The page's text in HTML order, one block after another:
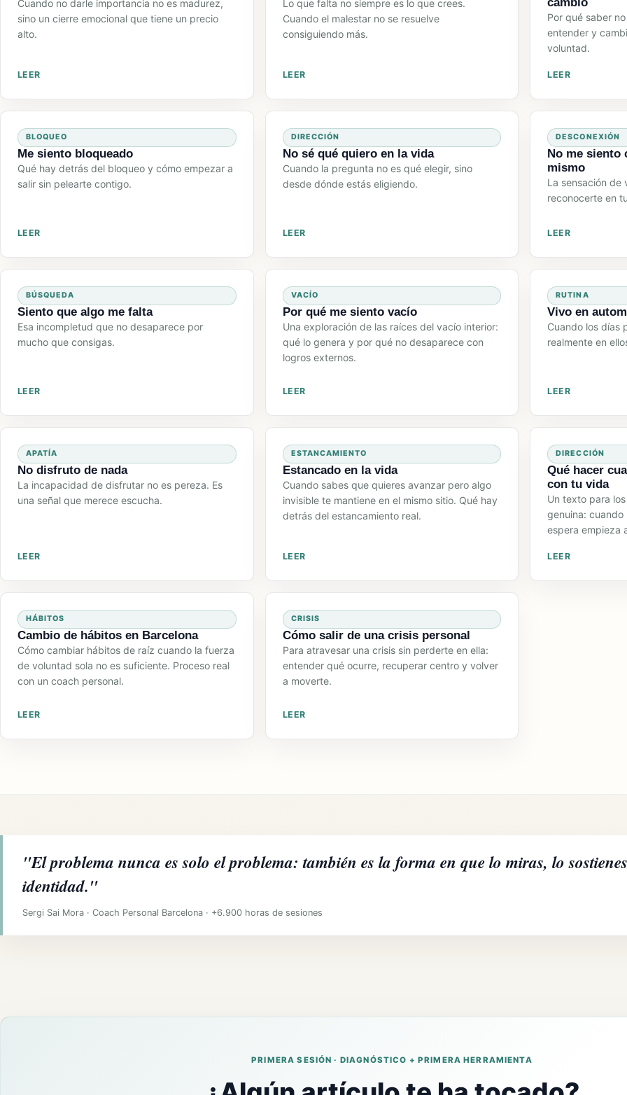
Cuando no darle importancia no es madurez,
sino un cierre emocional que tiene un precio
alto.
LEER
Lo que falta no siempre es lo que crees.
Cuando el malestar no se resuelve
consiguiendo más.
LEER
Por qué saber
entender y
voluntad.
LEER
BLOQUEO
Me siento bloqueado
Qué hay detrás del bloqueo y cómo empezar a
salir sin pelearte contigo.
LEER
DIRECCIÓN
No sé qué quiero en la vida
Cuando la pregunta no es qué elegir, sino
desde dónde estás eligiendo.
LEER
DESCONEXIÓN
No me siento
mismo
La sensación de
reconocerte en
LEER
BÚSQUEDA
Siento que algo me falta
Esa incompletud que no desaparece por
mucho que consigas.
LEER
VACÍO
Por qué me siento vacío
Una exploración de las raíces del vacío interior:
qué lo genera y por qué no desaparece con
logros externos.
LEER
RUTINA
Vivo en
Cuando los días
realmente en
LEER
APATÍA
No disfruto de nada
La incapacidad de disfrutar no es pereza. Es
una señal que merece escucha.
LEER
ESTANCAMIENTO
Estancado en la vida
Cuando sabes que quieres avanzar pero algo
invisible te mantiene en el mismo sitio. Qué hay
detrás del estancamiento real.
LEER
DIRECCIÓN
Qué hacer
con tu vida
Un texto para
genuina:
espera empieza
LEER
HÁBITOS
Cambio de hábitos en Barcelona
Cómo cambiar hábitos de raíz cuando la fuerza
de voluntad sola no es suficiente. Proceso real
con un coach personal.
LEER
CRISIS
Cómo salir de una crisis personal
Para atravesar una crisis sin perderte en ella:
entender qué ocurre, recuperar centro y volver
a moverte.
LEER
"El problema nunca es solo el problema: también es la forma en que lo miras, lo
identidad."
Sergi Sai Mora · Coach Personal Barcelona · +6.900 horas de sesiones
PRIMERA SESIÓN · DIAGNÓSTICO + PRIMERA HERRAMIENTA